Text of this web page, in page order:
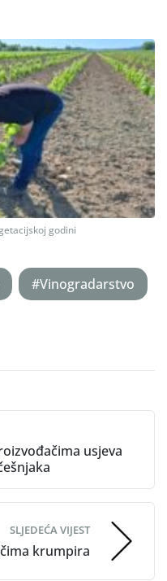
godini
#Vinogradarstvo
usjeva
SLJEDEĆA VIJEST
krumpira